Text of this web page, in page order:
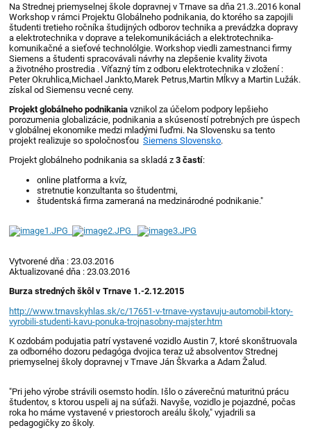
Na Strednej priemyselnej škole dopravnej v Trnave sa dňa 21.3..2016 konal
Workshop v rámci Projektu Globálneho podnikania, do ktorého sa zapojili
študenti tretieho ročníka študijných odborov technika a prevádzka dopravy
a elektrotechnika v doprave a telekomunikáciách a elektrotechnika-
komunikačné a sieťové technolólgie. Workshop viedli zamestnanci firmy
Siemens a študenti spracovávali návrhy na zlepšenie kvality života
a životného prostredia . Víťazný tím z odboru elektrotechnika v zložení :
Peter Okruhlica,Michael Jankto,Marek Petrus,Martin Mĺkvy a Martin Lužák.
získal od Siemensu vecné ceny.
Projekt globálneho podnikania vznikol za účelom podpory lepšieho
porozumenia globalizácie, podnikania a skúseností potrebných pre úspech
v globálnej ekonomike medzi mladými ľuďmi. Na Slovensku sa tento
projekt realizuje so spoločnosťouSiemens Slovensko.
Projekt globálneho podnikania sa skladá z3 častí:
online platforma a kvíz,
stretnutie konzultanta so študentmi,
študentská firma zameraná na medzinárodné podnikanie."
Vytvorené dňa : 23.03.2016
Aktualizované dňa : 23.03.2016
Burza stredných škôl v Trnave 1.-2.12.2015
http://www.trnavskyhlas.sk/c/17651-v-trnave-vystavuju-automobil-ktory-
vyrobili-studenti-kavu-ponuka-trojnasobny-majster.htm
K ozdobám podujatia patrí vystavené vozidlo Austin 7, ktoré skonštruovala
za odborného dozoru pedagóga dvojica teraz už absolventov Strednej
priemyselnej školy dopravnej v Trnave Ján Škvarka a Adam Žalud.
"Pri jeho výrobe strávili osemsto hodín. Išlo o záverečnú maturitnú prácu
študentov, s ktorou uspeli aj na súťaži. Navyše, vozidlo je pojazdné, počas
roka ho máme vystavené v priestoroch areálu školy," vyjadrili sa
pedagogičky zo školy.